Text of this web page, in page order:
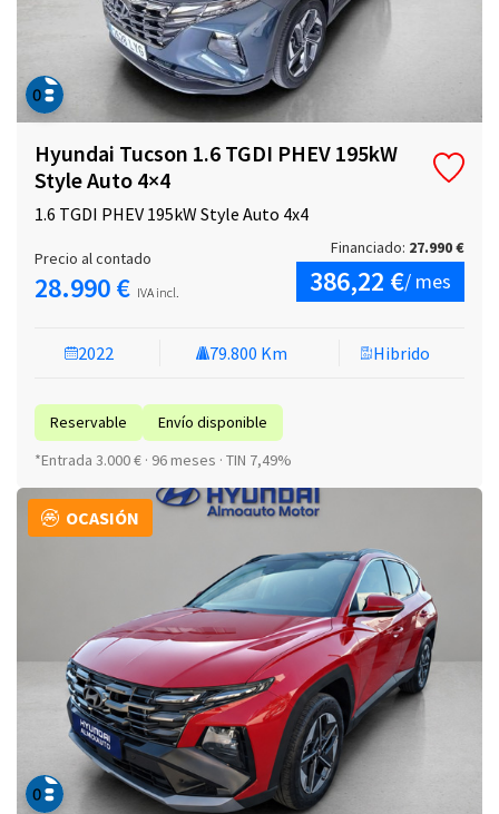
Hyundai Tucson 1.6 TGDI PHEV 195kW
Style Auto 4×4
1.6 TGDI PHEV 195kW Style Auto 4x4
2022 79.800 Km Hibrido
Reservable
Envío disponible
*Entrada 3.000 € · 96 meses · TIN 7,49%
Precio al contado
28.990 € IVA incl.
Financiado: 27.990 €
386,22 €/ mes
OCASIÓN